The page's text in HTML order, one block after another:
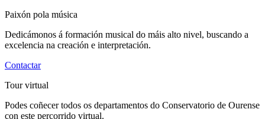
Paixón pola música
Dedicámonos á formación musical do máis alto nivel, buscando a
excelencia na creación e interpretación.
Contactar
Tour virtual
Podes coñecer todos os departamentos do Conservatorio de Ourense
con este percorrido virtual.